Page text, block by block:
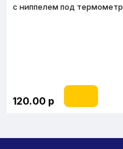
с ниппелем под термометр
120.00 р